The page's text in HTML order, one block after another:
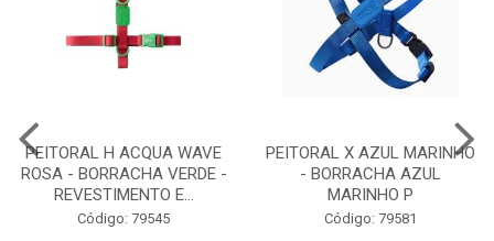
PEITORAL H ACQUA WAVE
ROSA - BORRACHA VERDE -
REVESTIMENTO E...
Código: 79545
PEITORAL X AZUL MARINHO
- BORRACHA AZUL
MARINHO P
Código: 79581